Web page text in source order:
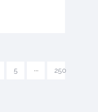
5 ··· 250